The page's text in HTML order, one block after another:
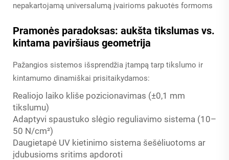
nepakartojamą universalumą įvairioms pakuotės formoms
Pramonės paradoksas: aukšta tikslumas vs.
kintama paviršiaus geometrija
Pažangios sistemos išsprendžia įtampą tarp tikslumo ir
kintamumo dinamiškai prisitaikydamos:
Realiojo laiko kliše pozicionavimas (±0,1 mm
tikslumu)
Adaptyvi spaustuko slėgio reguliavimo sistema (10–
50 N/cm²)
Daugietapė UV kietinimo sistema šešėliuotoms ar
įdubusioms sritims apdoroti